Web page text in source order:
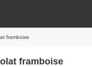
framboise
framboise